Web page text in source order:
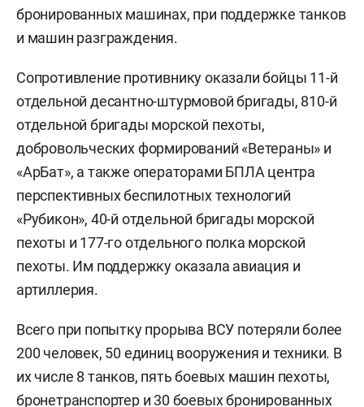
бронированных машинах, при поддержке танков
и машин разграждения.
Сопротивление противнику оказали бойцы 11-й
отдельной десантно-штурмовой бригады, 810-й
отдельной бригады морской пехоты,
добровольческих формирований «Ветераны» и
«АрБат», а также операторами БПЛА центра
перспективных беспилотных технологий
«Рубикон», 40-й отдельной бригады морской
пехоты и 177-го отдельного полка морской
пехоты. Им поддержку оказала авиация и
артиллерия.
Всего при попытку прорыва ВСУ потеряли более
200 человек, 50 единиц вооружения и техники. В
их числе 8 танков, пять боевых машин пехоты,
бронетранспортер и 30 боевых бронированных